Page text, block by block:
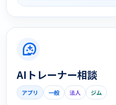
AIトレーナー相談
アプリ 一般 法人 ジム